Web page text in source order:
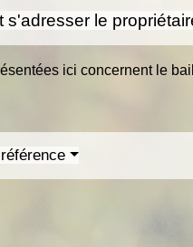
s'adresser le
ici concernent le